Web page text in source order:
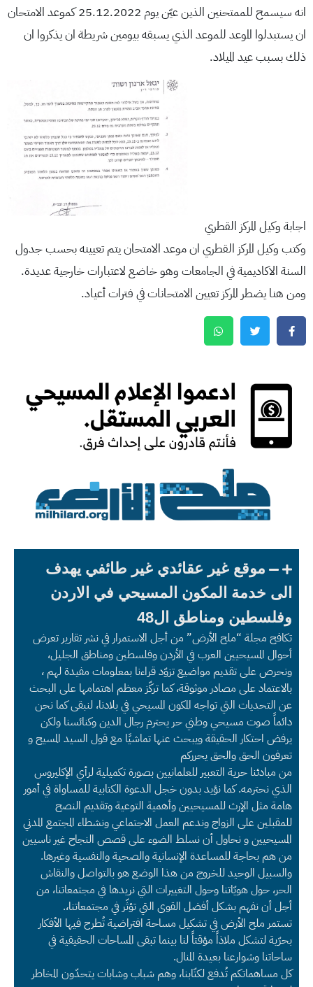
انه سيسمح للممتحنين الذين عيّن يوم 25.12.2022 كموعد الامتحان
ان يستبدلوا الموعد للموعد الذي يسبقه بيومين شريطة ان يذكروا ان
ذلك بسبب عيد الميلاد.
اجابة وكيل المركز القطري
وكتب وكيل المركز القطري ان موعد الامتحان يتم تعيينه بحسب جدول
السنة الاكاديمية في الجامعات وهو خاضع لاعتبارات خارجية عديدة.
ومن هنا يضطر المركز تعيين الامتحانات في فترات أعياد.
موقع غير عقائدي غير طائفي يهدف
الى خدمة المكون المسيحي في الاردن
وفلسطين ومناطق ال48
تكافح مجلة “ملح الأرض” من أجل الاستمرار في نشر تقارير تعرض
أحوال المسيحيين العرب في الأردن وفلسطين ومناطق الجليل،
ونحرص على تقديم مواضيع تزوّد قراءنا بمعلومات مفيدة لهم ،
بالاعتماد على مصادر موثوقة، كما تركّز معظم اهتمامها على البحث
عن التحديات التي تواجه المكون المسيحي في بلادنا، لنبقى كما نحن
دائماً صوت مسيحي وطني حر يحترم رجال الدين وكنائسنا ولكن
يرفض احتكار الحقيقة ويبحث عنها تماشيًا مع قول السيد المسيح و
تعرفون الحق والحق يحرركم
من مبادئنا حرية التعبير للعلمانيين بصورة تكميلية لرأي الإكليروس
الذي نحترمه. كما نؤيد بدون خجل الدعوة الكتابية للمساواة في أمور
هامة مثل الإرث للمسيحيين وأهمية التوعية وتقديم النصح
للمقبلين على الزواج وندعم العمل الاجتماعي ونشطاء المجتمع المدني
المسيحيين و نحاول أن نسلط الضوء على قصص النجاح غير ناسيين
من هم بحاجة للمساعدة الإنسانية والصحية والنفسية وغيرها.
والسبيل الوحيد للخروج من هذا الوضع هو بالتواصل والنقاش
الحر، حول هويّاتنا وحول التغييرات التي نريدها في مجتمعاتنا، من
أجل أن نفهم بشكل أفضل القوى التي تؤثّر في مجتمعاتنا،.
تستمر ملح الأرض في تشكيل مساحة افتراضية تُطرح فيها الأفكار
بحرّية لتشكل ملاذاً مؤقتاً لنا بينما تبقى المساحات الحقيقية في
ساحاتنا وشوارعنا بعيدة المنال.
كل مساهماتكم تُدفع لكتّابنا، وهم شباب وشابات يتحدّون المخاطر